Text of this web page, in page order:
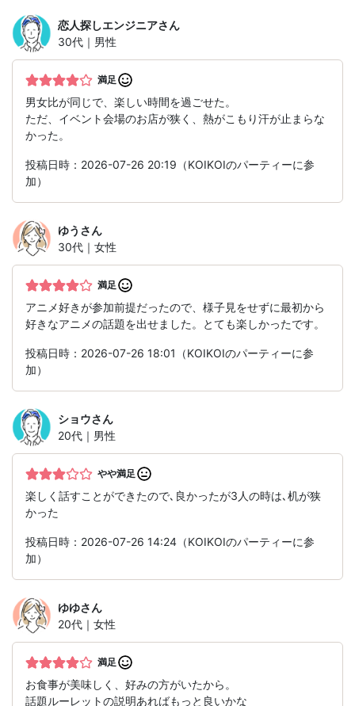
恋人探しエンジニアさん
30代｜男性
満足
男女比が同じで、楽しい時間を過ごせた。
ただ、イベント会場のお店が狭く、熱がこもり汗が止まらな
かった。
投稿日時：2026-07-26 20:19（KOIKOIのパーティーに参
加）
ゆう さん
30代｜女性
満足
アニメ好きが参加前提だったので、様子見をせずに最初から
好きなアニメの話題を出せました。とても楽しかったです。
投稿日時：2026-07-26 18:01（KOIKOIのパーティーに参
加）
ショウさん
20代｜男性
やや満足
楽しく話すことができたので､良かったが3人の時は､机が狭
かった
投稿日時：2026-07-26 14:24（KOIKOIのパーティーに参
加）
ゆゆさん
20代｜女性
満足
お食事が美味しく、好みの方がいたから。
話題ルーレットの説明あればもっと良いかな